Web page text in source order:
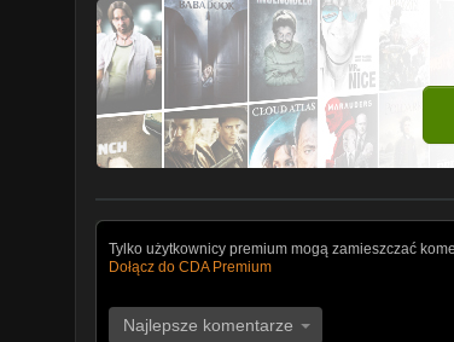
Tylko użytkownicy premium mogą zamieszczać
Dołącz do CDA Premium
Najlepsze komentarze